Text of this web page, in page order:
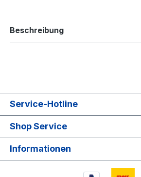
Beschreibung
Service-Hotline
Shop Service
Informationen